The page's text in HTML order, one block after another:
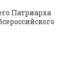
Патриарха